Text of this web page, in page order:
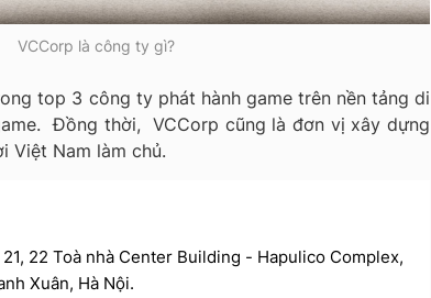
VCCorp là công ty gì?
top 3 công ty phát hành game trên nền tảng di
Đồng thời, VCCorp cũng là đơn vị xây dựng
Việt Nam làm chủ.
21, 22 Toà nhà Center Building - Hapulico Complex,
Xuân, Hà Nội.